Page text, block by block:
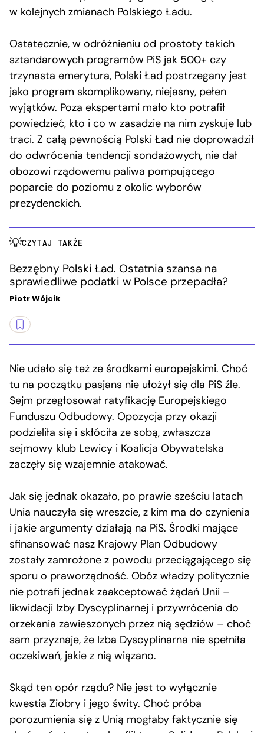
w kolejnych zmianach Polskiego Ładu.
Ostatecznie, w odróżnieniu od prostoty takich
sztandarowych programów PiS jak 500+ czy
trzynasta emerytura, Polski Ład postrzegany jest
jako program skomplikowany, niejasny, pełen
wyjątków. Poza ekspertami mało kto potrafił
powiedzieć, kto i co w zasadzie na nim zyskuje lub
traci. Z całą pewnością Polski Ład nie doprowadził
do odwrócenia tendencji sondażowych, nie dał
obozowi rządowemu paliwa pompującego
poparcie do poziomu z okolic wyborów
prezydenckich.
CZYTAJ TAKŻE
Bezzębny Polski Ład. Ostatnia szansa na
sprawiedliwe podatki w Polsce przepadła?
Piotr Wójcik
Nie udało się też ze środkami europejskimi. Choć
tu na początku pasjans nie ułożył się dla PiS źle.
Sejm przegłosował ratyfikację Europejskiego
Funduszu Odbudowy. Opozycja przy okazji
podzieliła się i skłóciła ze sobą, zwłaszcza
sejmowy klub Lewicy i Koalicja Obywatelska
zaczęły się wzajemnie atakować.
Jak się jednak okazało, po prawie sześciu latach
Unia nauczyła się wreszcie, z kim ma do czynienia
i jakie argumenty działają na PiS. Środki mające
sfinansować nasz Krajowy Plan Odbudowy
zostały zamrożone z powodu przeciągającego się
sporu o praworządność. Obóz władzy politycznie
nie potrafi jednak zaakceptować żądań Unii –
likwidacji Izby Dyscyplinarnej i przywrócenia do
orzekania zawieszonych przez nią sędziów – choć
sam przyznaje, że Izba Dyscyplinarna nie spełniła
oczekiwań, jakie z nią wiązano.
Skąd ten opór rządu? Nie jest to wyłącznie
kwestia Ziobry i jego świty. Choć próba
porozumienia się z Unią mogłaby faktycznie się